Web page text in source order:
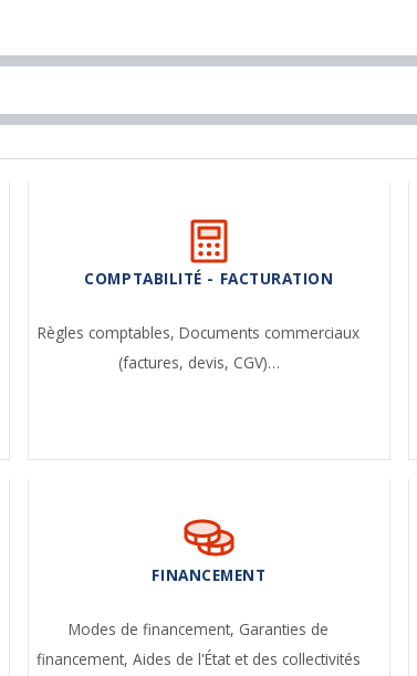
COMPTABILITÉ - FACTURATION
Règles comptables,Documents commerciaux
(factures, devis, CGV)…
FINANCEMENT
Modes de financement, Garanties de
financement,Aides de l'État et des collectivités